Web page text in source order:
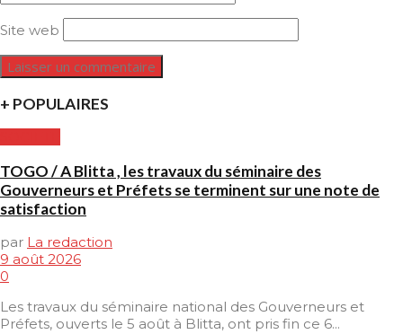
Site web
+ POPULAIRES
TOGO / A Blitta , les travaux du séminaire des
Gouverneurs et Préfets se terminent sur une note de
satisfaction
par La redaction
9 août 2026
0
Les travaux du séminaire national des Gouverneurs et
Préfets, ouverts le 5 août à Blitta, ont pris fin ce 6...